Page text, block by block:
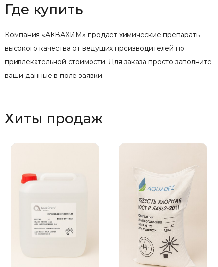
Где купить
Компания «АКВАХИМ» продает химические препараты
высокого качества от ведущих производителей по
привлекательной стоимости. Для заказа просто заполните
ваши данные в поле заявки.
Хиты продаж